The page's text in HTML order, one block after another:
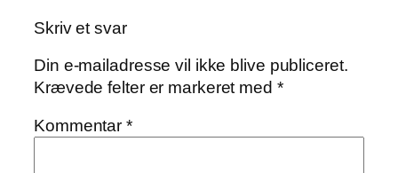
Skriv et svar
Din e-mailadresse vil ikke blive publiceret.
Krævede felter er markeret med *
Kommentar*